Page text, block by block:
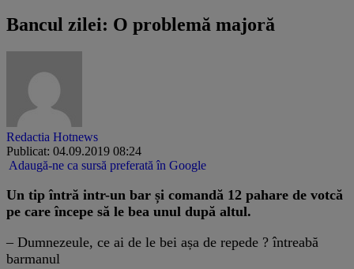
Bancul zilei: O problemă majoră
Redactia Hotnews
Publicat: 04.09.2019 08:24
Adaugă-ne ca sursă preferată în Google
Un tip întră intr-un bar și comandă 12 pahare de votcă
pe care începe să le bea unul după altul.
– Dumnezeule, ce ai de le bei așa de repede ? întreabă
barmanul